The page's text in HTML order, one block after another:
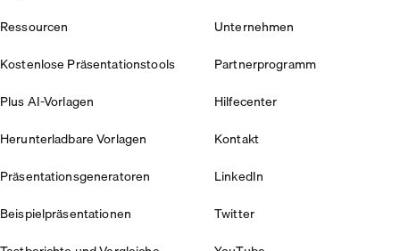
Ressourcen
Kostenlose Präsentationstools
Plus AI-Vorlagen
Herunterladbare Vorlagen
Präsentationsgeneratoren
Beispielpräsentationen
Unternehmen
Partnerprogramm
Hilfecenter
Kontakt
LinkedIn
Twitter